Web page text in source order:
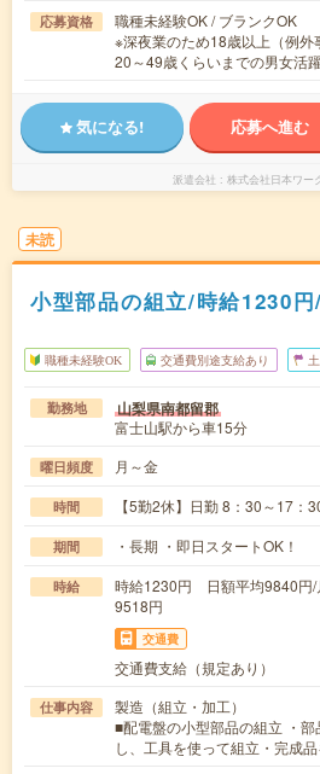
応募資格
職種未経験OK / ブランクOK
※深夜業のため18歳以上（例外
20～49歳くらいまでの男女活
気になる! 応募へ進む
派遣会社 株式会社日本ワー
未読
小型部品の組立/時給1230
職種未経験OK 交通費別途支給あり
勤務地 山梨県南都留郡
富士山駅から車15分
曜日頻度 月～金
時間 【5勤2休】日勤 8：30～17：
期間 ・長期 ・即日スタートOK！
時給
時給1230円 日額平均9840円/
9518円
交通費
交通費支給（規定あり）
仕事内容
製造（組立・加工）
■配電盤の小型部品の組立 ・
し、工具を使って組立・完成